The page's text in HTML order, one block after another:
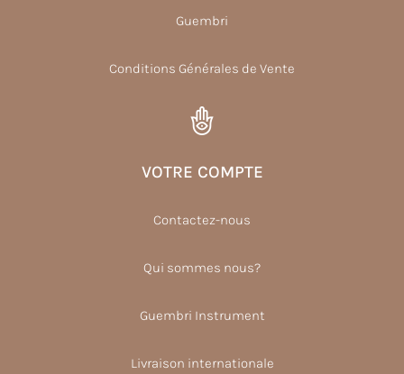
Guembri
Conditions Générales de Vente
VOTRE COMPTE
Contactez-nous
Qui sommes nous?
Guembri Instrument
Livraison internationale